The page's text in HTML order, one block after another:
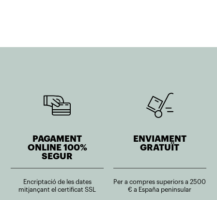
PAGAMENT
ONLINE 100%
SEGUR
Encriptació de les dates
mitjançant el certificat SSL
ENVIAMENT
GRATUÏT
Per a compres superiors a 2500
€ a España peninsular